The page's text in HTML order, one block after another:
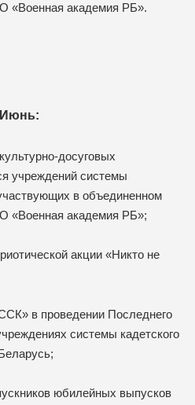
«Военная академия РБ».
Июнь:
досуговых
учреждений системы
в объединенном
«Военная академия РБ»;
акции «Никто не
в проведении Последнего
системы кадетского
юбилейных выпусков